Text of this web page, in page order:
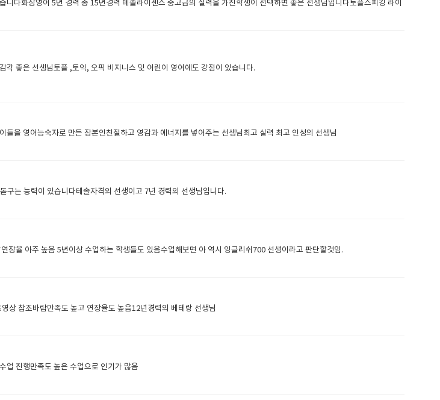
다화상영어 5년 경력 총 15년경력 테솔라이센스 중고급의 실력을 가진학생이 선택하면 좋은 선생님입니다토플스피킹 라이
좋은 선생님토플 ,토익, 오픽 비지니스 및 어린이 영어에도 강점이 있습니다.
을 영어능숙자로 만든 장본인친절하고 영감과 에너지를 넣어주는 선생님최고 실력 최고 인성의 선생님
구는 능력이 있습니다테솔자격의 선생이고 7년 경력의 선생님입니다.
장율 아주 높음 5년이상 수업하는 학생들도 있음수업해보면 아 역시 잉글리쉬700 선생이라고 판단할것임.
상 참조바람만족도 높고 연장율도 높음12년경력의 베테랑 선생님
업 진행만족도 높은 수업으로 인기가 많음